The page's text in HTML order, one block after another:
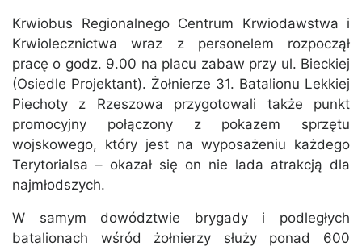
Krwiobus Regionalnego Centrum Krwiodawstwa i
Krwiolecznictwa wraz z personelem rozpoczął
pracę o godz. 9.00 na placu zabaw przy ul. Bieckiej
(Osiedle Projektant). Żołnierze 31. Batalionu Lekkiej
Piechoty z Rzeszowa przygotowali także punkt
promocyjny połączony z pokazem sprzętu
wojskowego, który jest na wyposażeniu każdego
Terytorialsa – okazał się on nie lada atrakcją dla
najmłodszych.
W samym dowództwie brygady i podległych
batalionach wśród żołnierzy służy ponad 600